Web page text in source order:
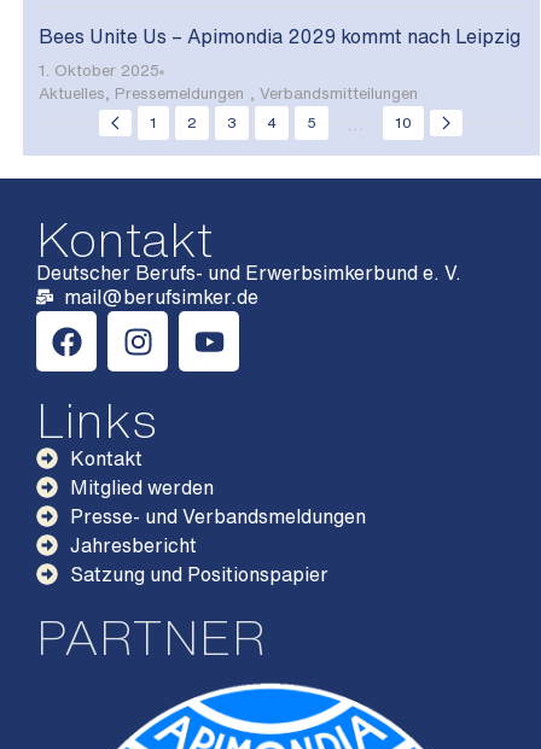
Bees Unite Us – Apimondia 2029 kommt nach Leipzig
1. Oktober 2025
Aktuelles
Pressemeldungen
Verbandsmitteilungen
1
2 3 4 5 10
Kontakt
Deutscher Berufs- und Erwerbsimkerbund e. V.
mail@berufsimker.de
Links
Kontakt
Mitglied werden
Presse- und Verbandsmeldungen
Jahresbericht
Satzung und Positionspapier
PARTNER